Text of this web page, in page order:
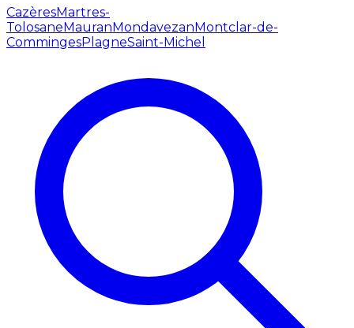
CazèresMartres-
TolosaneMauranMondavezanMontclar-de-
CommingesPlagneSaint-Michel